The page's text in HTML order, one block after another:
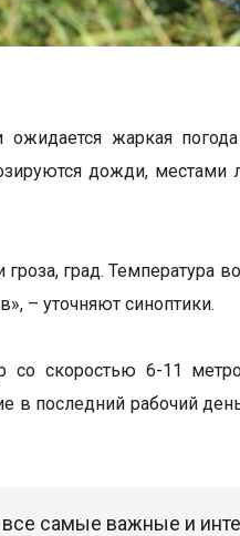
жаркая
дожди, местами
град. Температура
– уточняют синоптики.
со скоростью 6-11
в последний рабочий
самые важные и